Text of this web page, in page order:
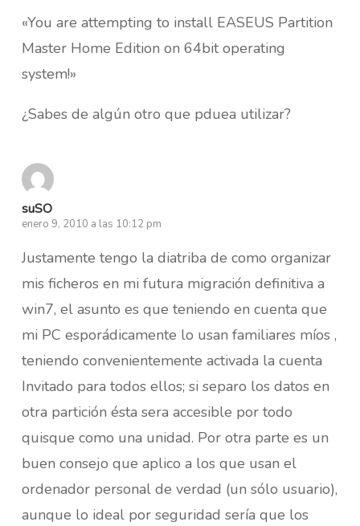
«You are attempting to install EASEUS Partition
Master Home Edition on 64bit operating
system!»
¿Sabes de algún otro que pduea utilizar?
suSO
enero 9, 2010 a las 10:12 pm
Justamente tengo la diatriba de como organizar
mis ficheros en mi futura migración definitiva a
win7, el asunto es que teniendo en cuenta que
mi PC esporádicamente lo usan familiares míos ,
teniendo convenientemente activada la cuenta
Invitado para todos ellos; si separo los datos en
otra partición ésta sera accesible por todo
quisque como una unidad. Por otra parte es un
buen consejo que aplico a los que usan el
ordenador personal de verdad (un sólo usuario),
aunque lo ideal por seguridad sería que los